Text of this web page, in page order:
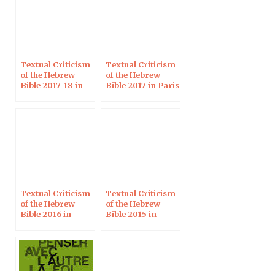
Textual Criticism
of the Hebrew
Bible 2017-18 in
Textual Criticism
of the Hebrew
Bible 2017 in Paris
Textual Criticism
of the Hebrew
Bible 2016 in
Textual Criticism
of the Hebrew
Bible 2015 in